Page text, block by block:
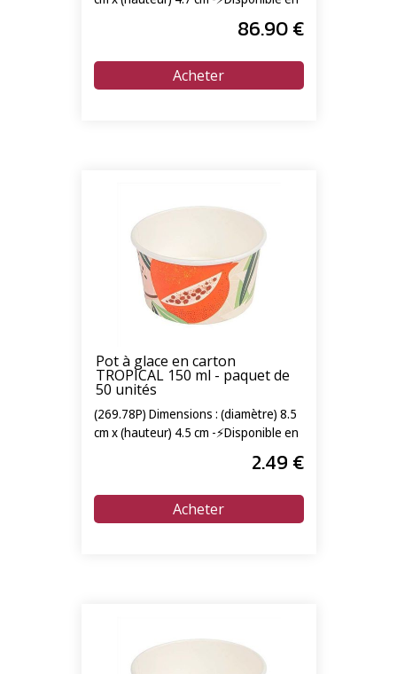
86.90€
Pot à glace en carton
TROPICAL 150 ml - paquet de
50 unités
(269.78P) Dimensions : (diamètre) 8.5
cm x (hauteur) 4.5 cm -⚡Disponible en
2.49 €